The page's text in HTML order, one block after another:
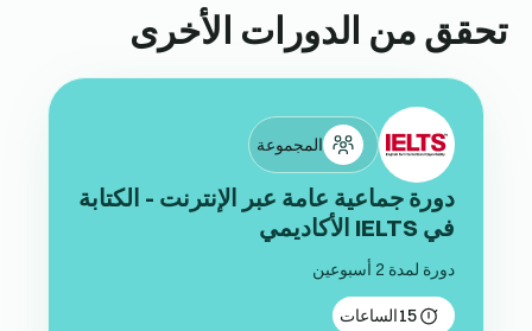
تحقق من الدورات الأخرى
المجموعة
دورة جماعية عامة عبر الإنترنت - الكتابة
في IELTS الأكاديمي
دورة لمدة 2 أسبوعين
15الساعات